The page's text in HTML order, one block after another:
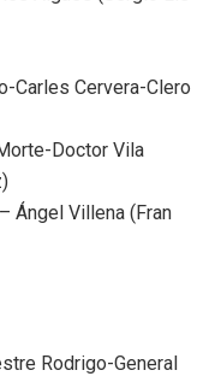
Carles Cervera-Clero
Doctor Vila
Ángel Villena (Fran
Rodrigo-General